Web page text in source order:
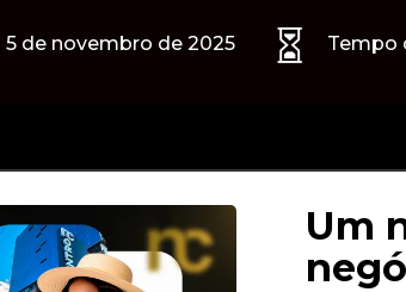
5 de novembro de 2025  Tempo
Um